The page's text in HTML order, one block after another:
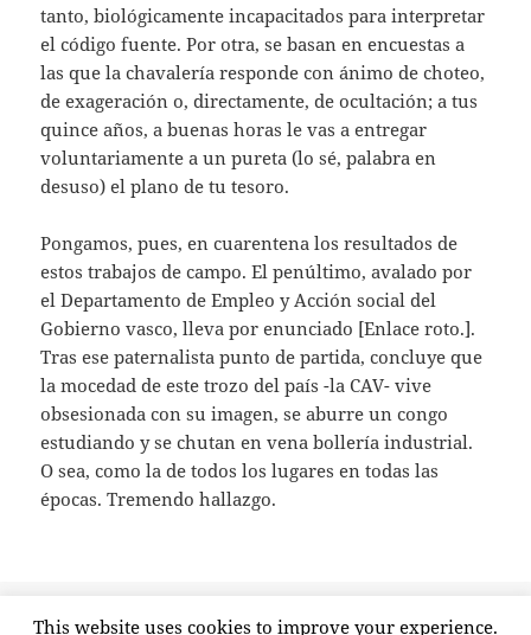
tanto, biológicamente incapacitados para interpretar
el código fuente. Por otra, se basan en encuestas a
las que la chavalería responde con ánimo de choteo,
de exageración o, directamente, de ocultación; a tus
quince años, a buenas horas le vas a entregar
voluntariamente a un pureta (lo sé, palabra en
desuso) el plano de tu tesoro.
Pongamos, pues, en cuarentena los resultados de
estos trabajos de campo. El penúltimo, avalado por
el Departamento de Empleo y Acción social del
Gobierno vasco, lleva por enunciado [Enlace roto.].
Tras ese paternalista punto de partida, concluye que
la mocedad de este trozo del país -la CAV- vive
obsesionada con su imagen, se aburre un congo
estudiando y se chutan en vena bollería industrial.
O sea, como la de todos los lugares en todas las
épocas. Tremendo hallazgo.
This website uses cookies to improve your experience.